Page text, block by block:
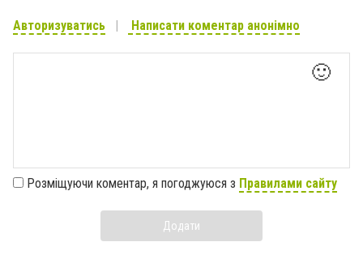
Авторизуватись Написати коментар анонімно
🙂
Розміщуючи коментар, я погоджуюся з Правилами сайту
Додати